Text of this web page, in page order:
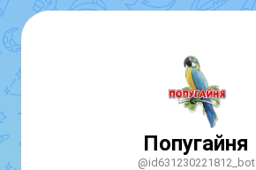
Попугайня
@id631230221812_bot